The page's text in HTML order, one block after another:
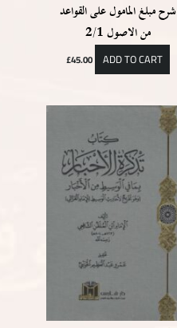
شرح مبلغ المامول على القواعد
من الاصول 2/1
£45.00 ADD TO CART